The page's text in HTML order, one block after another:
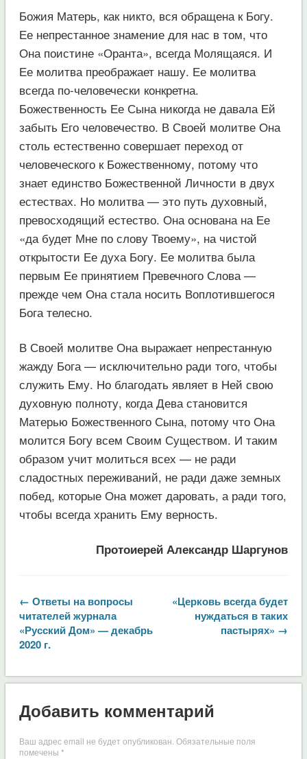
Божия Матерь, как никто, вся обращена к Богу.
Ее непрестанное знамение для нас в том, что
Она поистине «Оранта», всегда Молящаяся. И
Ее молитва преображает нашу. Ее молитва
всегда по-человечески конкретна.
Божественность Ее Сына никогда не давала Ей
забыть Его человечество. В Своей молитве Она
столь естественно совершает переход от
человеческого к Божественному, потому что
знает единство Божественной Личности в двух
естествах. Но молитва — это путь духовный,
превосходящий естество. Она основана на Ее
«да будет Мне по слову Твоему», на чистой
открытости Ее духа Богу. Ее молитва была
первым Ее принятием Превечного Слова —
прежде чем Она стала носить Воплотившегося
Бога телесно.
В Своей молитве Она выражает непрестанную
жажду Бога — исключительно ради того, чтобы
служить Ему. Но благодать являет в Ней свою
духовную полноту, когда Дева становится
Матерью Божественного Сына, потому что Она
молится Богу всем Своим Существом. И таким
образом учит молиться всех — не ради
сладостных переживаний, не ради даже земных
побед, которые Она может даровать, а ради того,
чтобы всегда хранить Ему верность.
Протоиерей Александр Шаргунов
← Ответы на вопросы
читателей журнала
«Русский Дом» — декабрь
2020 г.
«Церковь всегда будет
нуждаться в таких
пастырях» →
Добавить комментарий
Ваш адрес email не будет опубликован.Обязательные поля
помечены *